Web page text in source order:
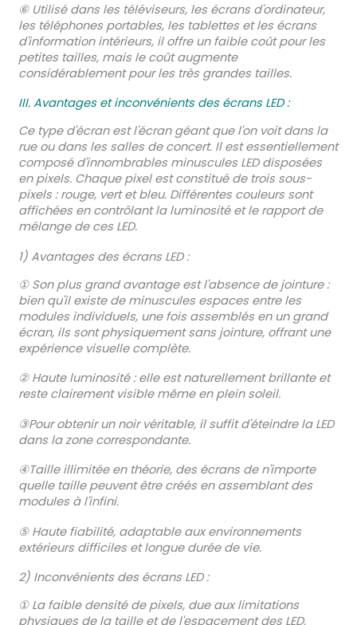
⑥ Utilisé dans les téléviseurs, les écrans d'ordinateur,
les téléphones portables, les tablettes et les écrans
d'information intérieurs, il offre un faible coût pour les
petites tailles, mais le coût augmente
considérablement pour les très grandes tailles.
III. Avantages et inconvénients des écrans LED :
Ce type d'écran est l'écran géant que l'on voit dans la
rue ou dans les salles de concert. Il est essentiellement
composé d'innombrables minuscules LED disposées
en pixels. Chaque pixel est constitué de trois sous-
pixels : rouge, vert et bleu. Différentes couleurs sont
affichées en contrôlant la luminosité et le rapport de
mélange de ces LED.
1) Avantages des écrans LED :
① Son plus grand avantage est l'absence de jointure :
bien qu'il existe de minuscules espaces entre les
modules individuels, une fois assemblés en un grand
écran, ils sont physiquement sans jointure, offrant une
expérience visuelle complète.
② Haute luminosité : elle est naturellement brillante et
reste clairement visible même en plein soleil.
③Pour obtenir un noir véritable, il suffit d'éteindre la LED
dans la zone correspondante.
④Taille illimitée en théorie, des écrans de n'importe
quelle taille peuvent être créés en assemblant des
modules à l'infini.
⑤ Haute fiabilité, adaptable aux environnements
extérieurs difficiles et longue durée de vie.
2) Inconvénients des écrans LED :
① La faible densité de pixels, due aux limitations
physiques de la taille et de l'espacement des LED,